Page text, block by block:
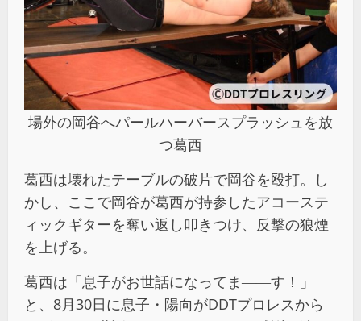
場外の岡谷へパールハーバースプラッシュを放
つ葛西
葛西は壊れたテーブルの破片で岡谷を殴打。し
かし、ここで岡谷が葛西が持参したアコーステ
ィックギターを奪い返し叩きつけ、反撃の狼煙
を上げる。
葛西は「息子がお世話になってま――す！」
と、8月30日に息子・陽向がDDTプロレスから